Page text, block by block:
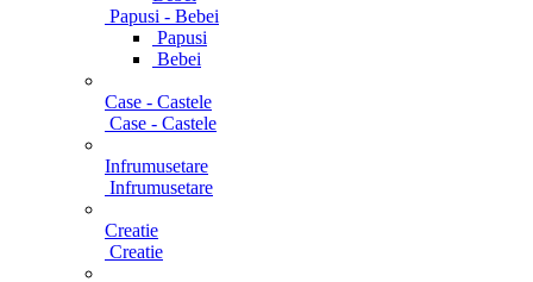
Papusi - Bebei
Papusi
Bebei
Case - Castele
Case - Castele
Infrumusetare
Infrumusetare
Creatie
Creatie